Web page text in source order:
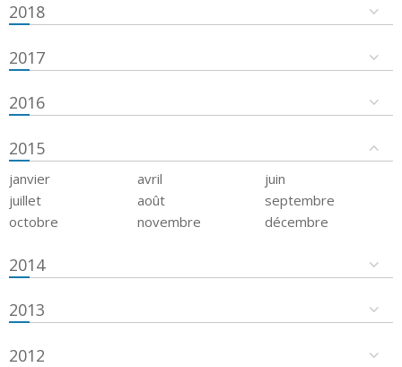
2018
2017
2016
2015
janvier avril
juin
juillet
août
septembre
octobre
novembre décembre
2014
2013
2012